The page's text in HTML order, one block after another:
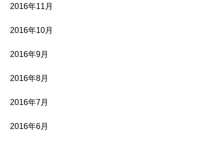
2016年11月
2016年10月
2016年9月
2016年8月
2016年7月
2016年6月